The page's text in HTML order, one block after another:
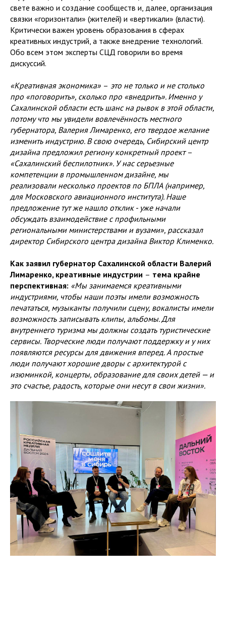
свете важно и создание сообществ и, далее, организация
связки «горизонтали» (жителей) и «вертикали» (власти).
Критически важен уровень образования в сферах
креативных индустрий, а также внедрение технологий.
Обо всем этом эксперты СЦД говорили во время
дискуссий.
«Креативная экономика» – это не только и не столько
про «поговорить», сколько про «внедрить». Именно у
Сахалинской области есть шанс на рывок в этой области,
потому что мы увидели вовлечённость местного
губернатора, Валерия Лимаренко, его твердое желание
изменить индустрию. В свою очередь, Сибирский центр
дизайна предложил региону конкретный проект–
«Сахалинский беспилотник». У нас серьезные
компетенции в промышленном дизайне, мы
реализовали несколько проектов по БПЛА (например,
для Московского авиационного института). Наше
предложение тут же нашло отклик - уже начали
обсуждать взаимодействие с профильными
региональными министерствами и вузами», рассказал
директор Сибирского центра дизайна Виктор Клименко.
Как заявил губернатор Сахалинской области Валерий
Лимаренко, креативные индустрии – тема крайне
перспективная: «Мы занимаемся креативными
индустриями, чтобы наши поэты имели возможность
печататься, музыканты получили сцену, вокалисты имели
возможность записывать клипы, альбомы. Для
внутреннего туризма мы должны создать туристические
сервисы. Творческие люди получают поддержку и у них
появляются ресурсы для движения вперед. А простые
люди получают хорошие дворы с архитектурой с
изюминкой, концерты, образование для своих детей — и
это счастье, радость, которые они несут в свои жизни».